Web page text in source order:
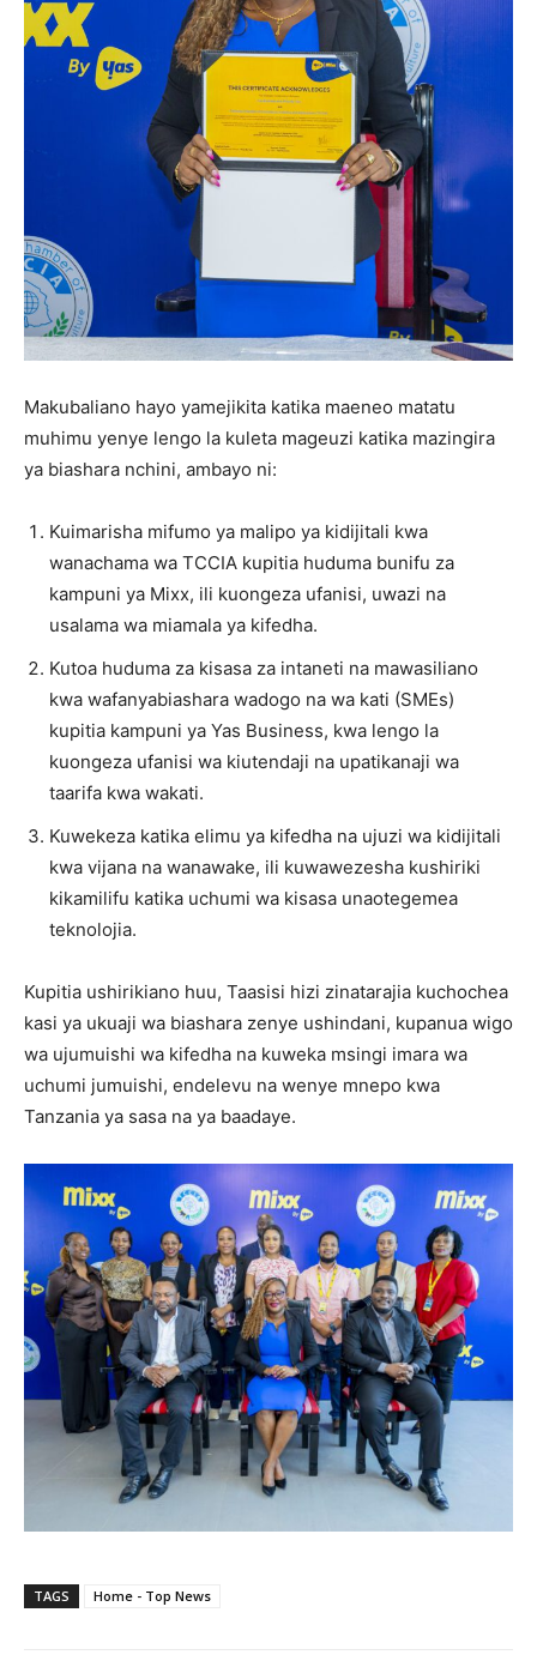
Makubaliano hayo yamejikita katika maeneo matatu
muhimu yenye lengo la kuleta mageuzi katika mazingira
ya biashara nchini, ambayo ni:
Kuimarisha mifumo ya malipo ya kidijitali kwa
wanachama wa TCCIA kupitia huduma bunifu za
kampuni ya Mixx, ili kuongeza ufanisi, uwazi na
usalama wa miamala ya kifedha.
Kutoa huduma za kisasa za intaneti na mawasiliano
kwa wafanyabiashara wadogo na wa kati (SMEs)
kupitia kampuni ya Yas Business, kwa lengo la
kuongeza ufanisi wa kiutendaji na upatikanaji wa
taarifa kwa wakati.
Kuwekeza katika elimu ya kifedha na ujuzi wa kidijitali
kwa vijana na wanawake, ili kuwawezesha kushiriki
kikamilifu katika uchumi wa kisasa unaotegemea
teknolojia.
Kupitia ushirikiano huu, Taasisi hizi zinatarajia kuchochea
kasi ya ukuaji wa biashara zenye ushindani, kupanua wigo
wa ujumuishi wa kifedha na kuweka msingi imara wa
uchumi jumuishi, endelevu na wenye mnepo kwa
Tanzania ya sasa na ya baadaye.
TAGS Home - Top News